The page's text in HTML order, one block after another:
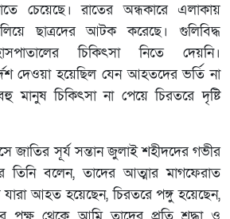
চেয়েছে। রাতের অন্ধকারে এলাকায়
ছাত্রদের আটক করেছে। গুলিবিদ্ধ
চিকিৎসা নিতে দেয়নি।
দেওয়া হয়েছিল যেন আহতদের ভর্তি না
চিকিৎসা না পেয়ে চিরতরে দৃষ্টি
জাতির সূর্য সন্তান জুলাই শহীদদের গভীর
তিনি বলেন, তাদের আত্মার মাগফেরাত
আহত হয়েছেন, চিরতরে পঙ্গু হয়েছেন,